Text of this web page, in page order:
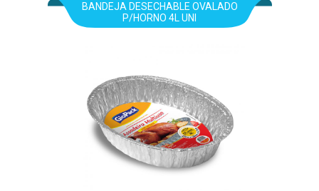
BANDEJA DESECHABLE OVALADO
P/HORNO 4L UNI